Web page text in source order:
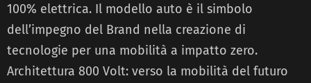
100% elettrica. Il modello auto è il simbolo
dell’impegno del Brand nella creazione di
tecnologie per una mobilità a impatto zero.
Architettura 800 Volt: verso la mobilità del futuro